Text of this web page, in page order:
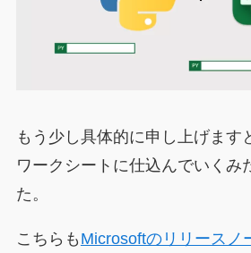
もう少し具体的に申し上げます
ワークシートに仕込んでいくみ
た。
こちらも Microsoftのリリースノ